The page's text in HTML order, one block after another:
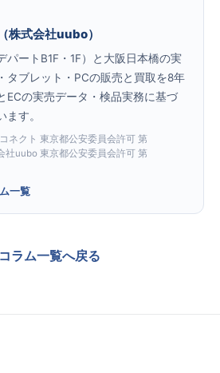
株式会社uubo）
パートB1F・1F）と大阪日本橋の実
タブレット・PCの販売と買取を8年
ECの実売データ・検品実務に基づ
す。
ネクト 東京都公安委員会許可 第
社uubo 東京都公安委員会許可 第
一覧
ラム一覧へ戻る